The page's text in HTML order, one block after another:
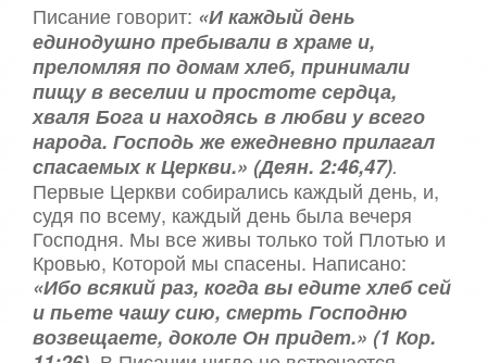
:
5
/
5
с
т
а
о
ц
е
н
и
т
е
Писание говорит: «И каждый день
единодушно пребывали в храме и,
преломляя по домам хлеб, принимали
пищу в веселии и простоте сердца,
хваля Бога и находясь в любви у всего
народа. Господь же ежедневно прилагал
спасаемых к Церкви.» (Деян. 2:46,47).
Первые Церкви собирались каждый день, и,
судя по всему, каждый день была вечеря
Господня. Мы все живы только той Плотью и
Кровью, Которой мы спасены. Написано:
«Ибо всякий раз, когда вы едите хлеб сей
и пьете чашу сию, смерть Господню
возвещаете, доколе Он придет.» (1 Кор.